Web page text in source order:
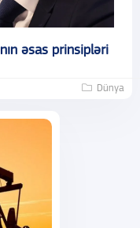
əsas prinsipləri
Dünya